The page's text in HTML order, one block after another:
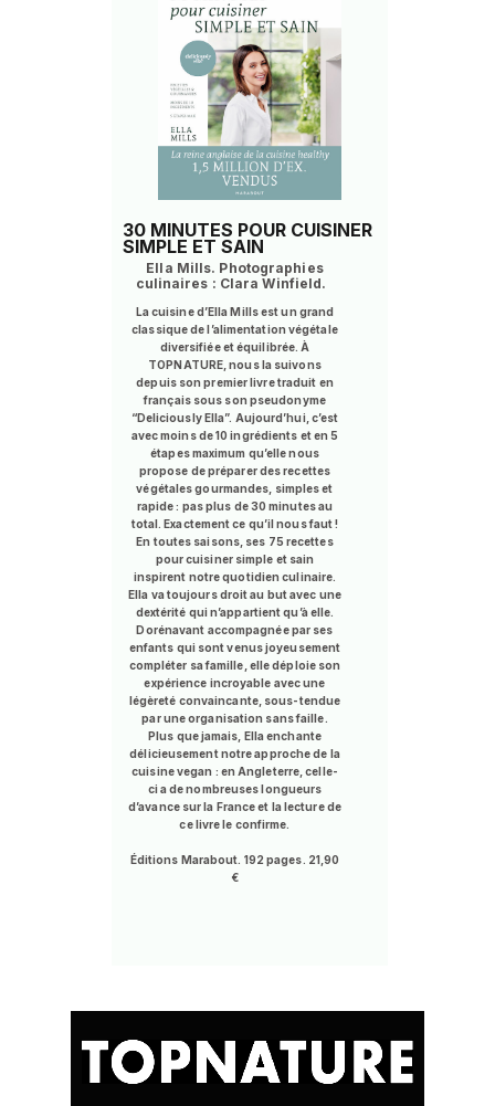
30 MINUTES POUR CUISINER
SIMPLE ET SAIN
Ella Mills. Photographies
culinaires : Clara Winfield.
La cuisine d’Ella Mills est un grand
classique de l’alimentation végétale
diversifiée et équilibrée. À
TOPNATURE, nous la suivons
depuis son premier livre traduit en
français sous son pseudonyme
“Deliciously Ella”. Aujourd’hui, c’est
avec moins de 10 ingrédients et en 5
étapes maximum qu’elle nous
propose de préparer des recettes
végétales gourmandes, simples et
rapide : pas plus de 30 minutes au
total. Exactement ce qu’il nous faut !
En toutes saisons, ses 75 recettes
pour cuisiner simple et sain
inspirent notre quotidien culinaire.
Ella va toujours droit au but avec une
dextérité qui n’appartient qu’à elle.
Dorénavant accompagnée par ses
enfants qui sont venus joyeusement
compléter sa famille, elle déploie son
expérience incroyable avec une
légèreté convaincante, sous-tendue
par une organisation sans faille.
Plus que jamais, Ella enchante
délicieusement notre approche de la
cuisine vegan : en Angleterre, celle-
ci a de nombreuses longueurs
d’avance sur la France et la lecture de
ce livre le confirme.
Éditions Marabout. 192 pages. 21,90
€